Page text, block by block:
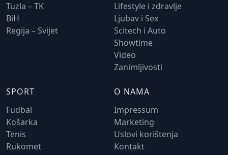
Tuzla – TK
BiH
Regija – Svijet
Lifestyle i zdravlje
Ljubav i Sex
Scitech i Auto
Showtime
Video
Zanimljivosti
SPORT
Fudbal
Košarka
Tenis
Rukomet
O NAMA
Impressum
Marketing
Uslovi korištenja
Kontakt